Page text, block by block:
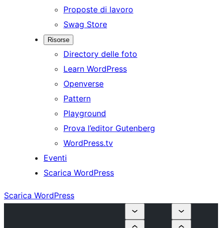
Proposte di lavoro
Swag Store
Risorse
Directory delle foto
Learn WordPress
Openverse
Pattern
Playground
Prova l’editor Gutenberg
WordPress.tv
Eventi
Scarica WordPress
Scarica WordPress